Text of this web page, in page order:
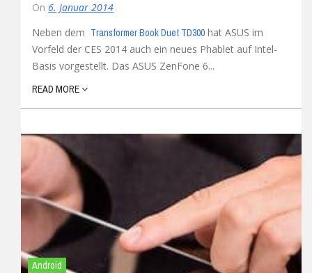
On 6. Januar 2014
Neben dem Transformer Book Duet TD300 hat ASUS im
Vorfeld der CES 2014 auch ein neues Phablet auf Intel-
Basis vorgestellt. Das ASUS ZenFone 6...
READ MORE
Android